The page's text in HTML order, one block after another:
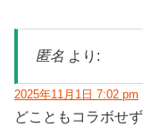
匿名 より:
2025年11月1日 7:02 pm
どこともコラボせ